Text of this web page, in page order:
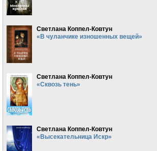
Светлана Коппел-Ковтун
«В чуланчике изношенных вещей»
Светлана Коппел-Ковтун
«Сквозь тень»
Светлана Коппел-Ковтун
«Высекательница Искр»